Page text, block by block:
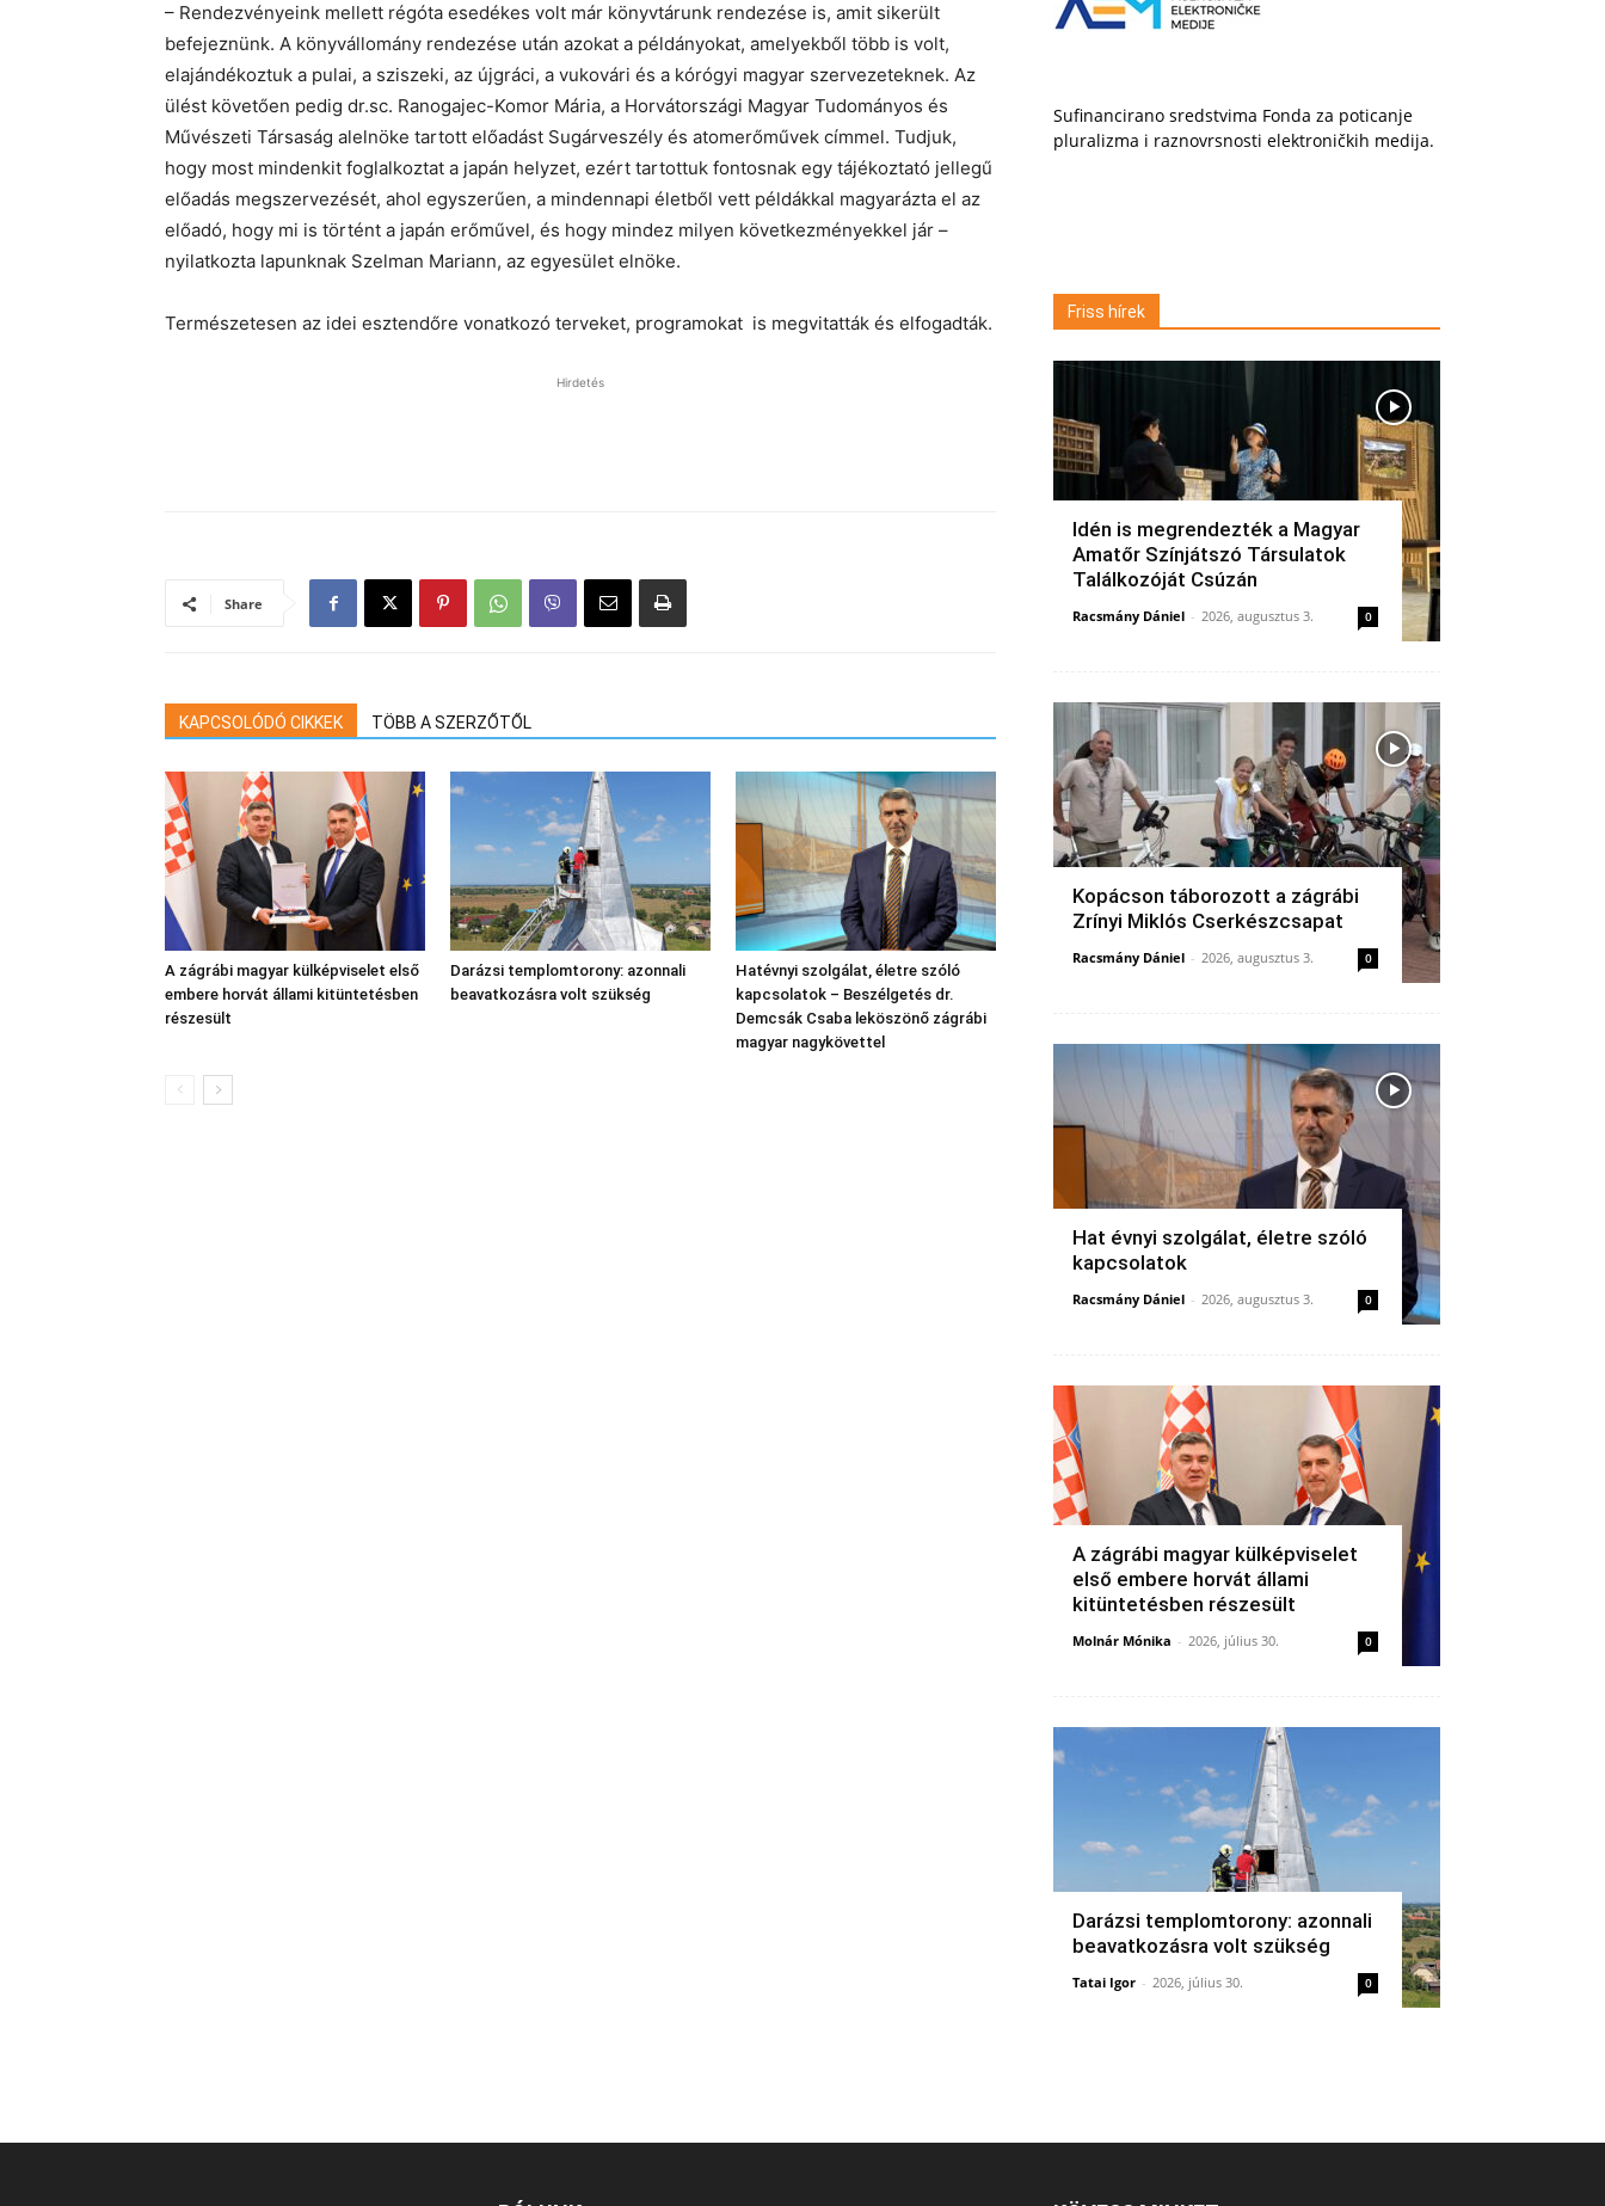
– Rendezvényeink mellett régóta esedékes volt már könyvtárunk rendezése is, amit sikerült
befejeznünk. A könyvállomány rendezése után azokat a példányokat, amelyekből több is volt,
elajándékoztuk a pulai, a sziszeki, az újgráci, a vukovári és a kórógyi magyar szervezeteknek. Az
ülést követően pedig dr.sc. Ranogajec-Komor Mária, a Horvátországi Magyar Tudományos és
Művészeti Társaság alelnöke tartott előadást Sugárveszély és atomerőművek címmel. Tudjuk,
hogy most mindenkit foglalkoztat a japán helyzet, ezért tartottuk fontosnak egy tájékoztató jellegű
előadás megszervezését, ahol egyszerűen, a mindennapi életből vett példákkal magyarázta el az
előadó, hogy mi is történt a japán erőművel, és hogy mindez milyen következményekkel jár –
nyilatkozta lapunknak Szelman Mariann, az egyesület elnöke.
Természetesen az idei esztendőre vonatkozó terveket, programokat is megvitatták és elfogadták.
Hirdetés
Share
KAPCSOLÓDÓ CIKKEK TÖBB A SZERZŐTŐL
A zágrábi magyar külképviselet első
embere horvát állami kitüntetésben
részesült
Darázsi templomtorony: azonnali
beavatkozásra volt szükség
Hatévnyi szolgálat, életre szóló
kapcsolatok – Beszélgetés dr.
Demcsák Csaba leköszönő zágrábi
magyar nagykövettel
Sufinancirano sredstvima Fonda za poticanje
pluralizma i raznovrsnosti elektroničkih medija.
Friss hírek
Idén is megrendezték a Magyar
Amatőr Színjátszó Társulatok
Találkozóját Csúzán
Racsmány Dániel - 2026, augusztus 3. 0
Kopácson táborozott a zágrábi
Zrínyi Miklós Cserkészcsapat
Racsmány Dániel - 2026, augusztus 3. 0
Hat évnyi szolgálat, életre szóló
kapcsolatok
Racsmány Dániel - 2026, augusztus 3. 0
A zágrábi magyar külképviselet
első embere horvát állami
kitüntetésben részesült
Molnár Mónika - 2026, július 30. 0
Darázsi templomtorony: azonnali
beavatkozásra volt szükség
Tatai Igor - 2026, július 30. 0